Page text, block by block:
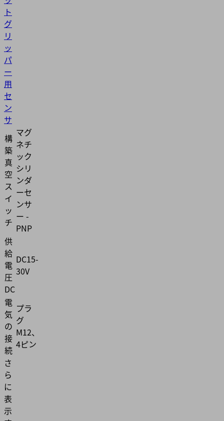
ト
グ
リ
ッ
パ
ー
用
セ
ン
サ
構
築
真
空
ス
イ
ッ
チ
マグ
ネチ
ック
シリ
ンダ
ーセ
ンサ
ー -
PNP
供
給
電
圧
DC
DC15-
30V
電
気
の
接
続
プラ
グ
M12、
4ピン
さ
ら
に
表
示